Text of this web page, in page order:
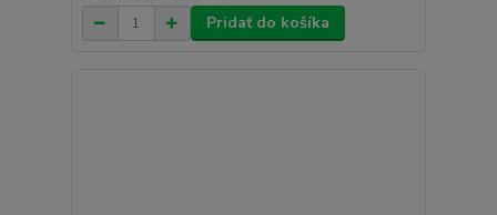
Pridať do košíka